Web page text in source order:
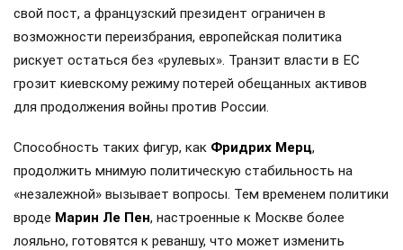
свой пост, а французский президент ограничен в
возможности переизбрания, европейская политика
рискует остаться без «рулевых». Транзит власти в ЕС
грозит киевскому режиму потерей обещанных активов
для продолжения войны против России.
Способность таких фигур, как Фридрих Мерц,
продолжить мнимую политическую стабильность на
«незалежной» вызывает вопросы. Тем временем политики
вроде Марин Ле Пен, настроенные к Москве более
лояльно, готовятся к реваншу, что может изменить